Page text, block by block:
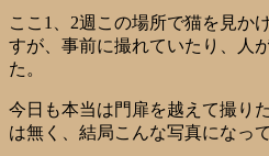
ここ1、2週この場所で猫を見か
すが、事前に撮れていたり、人
た。
今日も本当は門扉を越えて撮り
は無く、結局こんな写真になっ